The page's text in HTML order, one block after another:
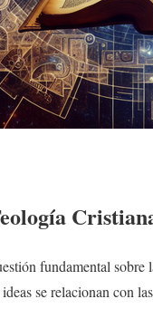
fundamental
se relacionan con